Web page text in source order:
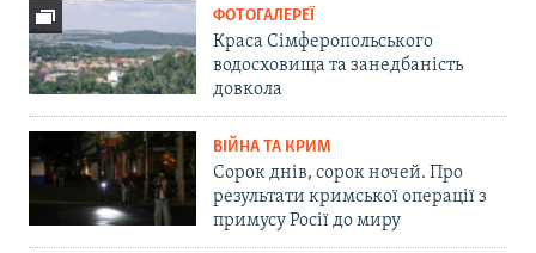
ФОТОГАЛЕРЕЇ
Краса Сімферопольського
водосховища та занедбаність
довкола
ВІЙНА ТА КРИМ
Сорок днів, сорок ночей. Про
результати кримської операції з
примусу Росії до миру